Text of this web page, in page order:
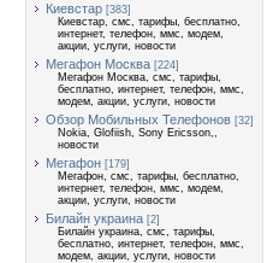
Киевстар [383]
Киевстар, смс, тарифы, бесплатно,
интернет, телефон, ммс, модем,
акции, услуги, новости
Мегафон Москва [224]
Мегафон Москва, смс, тарифы,
бесплатно, интернет, телефон, ммс,
модем, акции, услуги, новости
Обзор Мобильных Телефонов [32]
Nokia, Glofiish, Sony Ericsson,,
новости
Мегафон [179]
Мегафон, смс, тарифы, бесплатно,
интернет, телефон, ммс, модем,
акции, услуги, новости
Билайн украина [2]
Билайн украина, смс, тарифы,
бесплатно, интернет, телефон, ммс,
модем, акции, услуги, новости